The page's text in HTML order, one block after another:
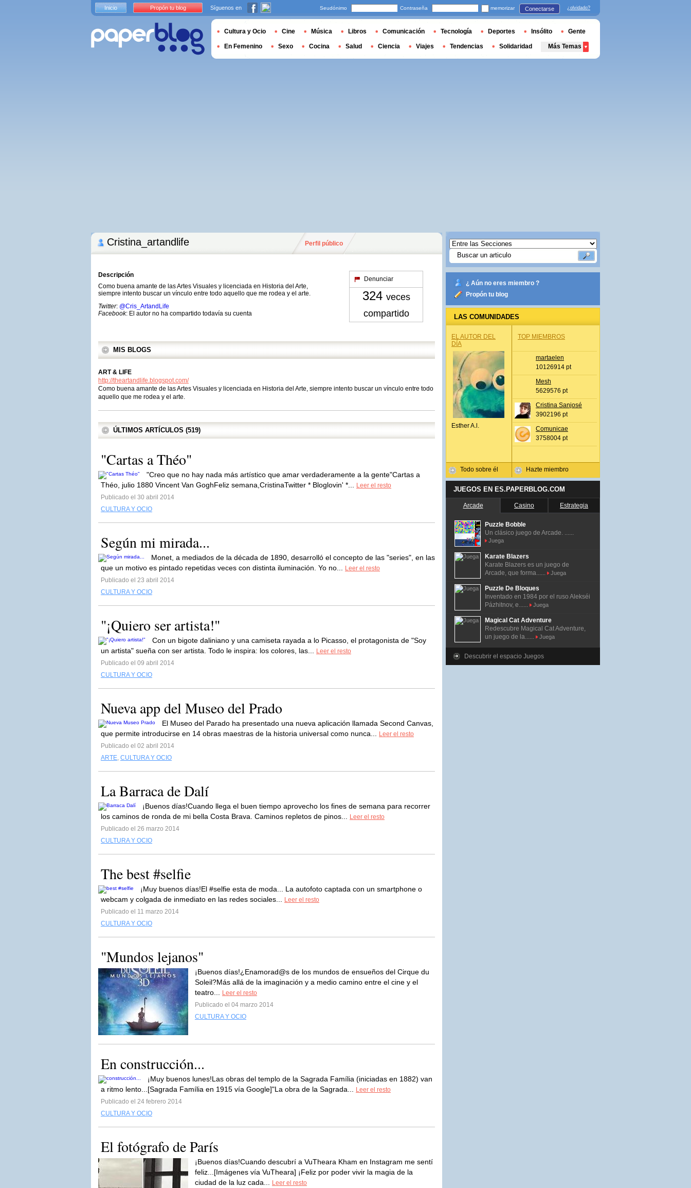
Cristina_artandlife Perfil público
Descripción
Como buena amante de las Artes Visuales y licenciada en Historia del Arte,
siempre intento buscar un vínculo entre todo aquello que me rodea y el arte.
Twitter: @Cris_ArtandLife
Facebook: El autor no ha compartido todavía su cuenta
Denunciar
324 veces
compartido
MIS BLOGS
ART & LIFE
http://theartandlife.blogspot.com/
Como buena amante de las Artes Visuales y licenciada en Historia del Arte, siempre intento buscar un vínculo entre todo
aquello que me rodea y el arte.
ÚLTIMOS ARTÍCULOS (519)
"Cartas a Théo"
"Creo que no hay nada más artístico que amar verdaderamente a la gente"Cartas a
Théo, julio 1880 Vincent Van GoghFeliz semana,CristinaTwitter * Bloglovin' *...
Leer el resto
Publicado el 30 abril 2014
CULTURA Y OCIO
Según mi mirada...
Monet, a mediados de la década de 1890, desarrolló el concepto de las "series", en las
que un motivo es pintado repetidas veces con distinta iluminación. Yo no...
Leer el resto
Publicado el 23 abril 2014
CULTURA Y OCIO
"¡Quiero ser artista!"
Con un bigote daliniano y una camiseta rayada a lo Picasso, el protagonista de "Soy
un artista" sueña con ser artista. Todo le inspira: los colores, las...
Leer el resto
Publicado el 09 abril 2014
CULTURA Y OCIO
Nueva app del Museo del Prado
El Museo del Parado ha presentado una nueva aplicación llamada Second Canvas,
que permite introducirse en 14 obras maestras de la historia universal como nunca...
Leer el resto
Publicado el 02 abril 2014
ARTE, CULTURA Y OCIO
La Barraca de Dalí
¡Buenos días!Cuando llega el buen tiempo aprovecho los fines de semana para recorrer
los caminos de ronda de mi bella Costa Brava. Caminos repletos de pinos...
Leer el resto
Publicado el 26 marzo 2014
CULTURA Y OCIO
The best #selfie
¡Muy buenos días!El #selfie esta de moda... La autofoto captada con un smartphone o
webcam y colgada de inmediato en las redes sociales...
Leer el resto
Publicado el 11 marzo 2014
CULTURA Y OCIO
"Mundos lejanos"
¡Buenos días!¿Enamorad@s de los mundos de ensueños del Cirque du
Soleil?Más allá de la imaginación y a medio camino entre el cine y el
teatro...
Leer el resto
Publicado el 04 marzo 2014
CULTURA Y OCIO
En construcción...
¡Muy buenos lunes!Las obras del templo de la Sagrada Família (iniciadas en 1882) van
a ritmo lento...[Sagrada Família en 1915 vía Google]"La obra de la Sagrada...
Leer el resto
Publicado el 24 febrero 2014
CULTURA Y OCIO
El fotógrafo de París
¡Buenos días!Cuando descubrí a VuTheara Kham en Instagram me sentí
feliz...[Imágenes vía VuTheara] ¡Feliz por poder vivir la magia de la
ciudad de la luz cada...
Leer el resto
¿ Aún no eres miembro ?
Propón tu blog
LAS COMUNIDADES
EL AUTOR DEL
DÍA
Esther A.l.
Todo sobre él
TOP MIEMBROS
martaelen
10126914 pt
Mesh
5629576 pt
Cristina Sanjosé
3902196 pt
Comunicae
3758004 pt
Hazte miembro
JUEGOS EN ES.PAPERBLOG.COM
Arcade Casino Estrategia
Puzzle Bobble
Un clásico juego de Arcade. ......
Juega
Karate Blazers
Karate Blazers es un juego de
Arcade, que forma......
Juega
Puzzle De Bloques
Inventado en 1984 por el ruso Alekséi
Pázhitnov, e......
Juega
Magical Cat Adventure
Redescubre Magical Cat Adventure,
un juego de la......
Juega
Descubrir el espacio Juegos
Inicio Propón tu blog Síguenos en Seudónimo Contraseña memorizar Conectarse ¿olvidado?
Cultura y Ocio Cine Música Libros Comunicación Tecnología Deportes Insólito Gente
En Femenino Sexo Cocina Salud Ciencia Viajes Tendencias Solidaridad Más Temas